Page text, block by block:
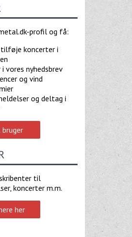
profil og få:
koncerter i
vores nyhedsbrev
og vind
og deltag i
til
koncerter m.m.
her